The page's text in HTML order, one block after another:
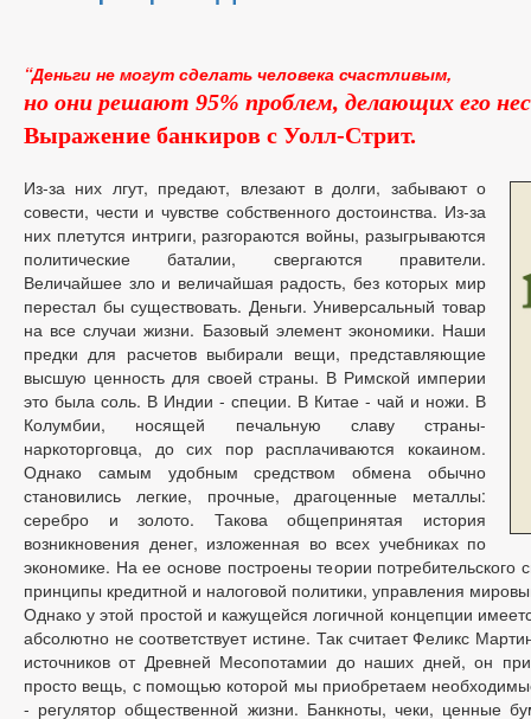
“Деньги не могут сделать человека счастливым,
но они решают 95% проблем, делающих его
Выражение банкиров с Уолл-Стрит.
Из-за них лгут, предают, влезают в долги, забывают о
совести, чести и чувстве собственного достоинства. Из-за
них плетутся интриги, разгораются войны, разыгрываются
политические баталии, свергаются правители.
Величайшее зло и величайшая радость, без которых мир
перестал бы существовать. Деньги. Универсальный товар
на все случаи жизни. Базовый элемент экономики. Наши
предки для расчетов выбирали вещи, представляющие
высшую ценность для своей страны. В Римской империи
это была соль. В Индии - специи. В Китае - чай и ножи. В
Колумбии, носящей печальную славу страны-
наркоторговца, до сих пор расплачиваются кокаином.
Однако самым удобным средством обмена обычно
становились легкие, прочные, драгоценные металлы:
серебро и золото. Такова общепринятая история
возникновения денег, изложенная во всех учебниках по
экономике. На ее основе построены теории
принципы кредитной и налоговой политики, управления
Однако у этой простой и кажущейся логичной концепции
абсолютно не соответствует истине. Так считает Феликс
источников от Древней Месопотамии до наших дней, он
просто вещь, с помощью которой мы приобретаем
- регулятор общественной жизни. Банкноты, чеки, ценные